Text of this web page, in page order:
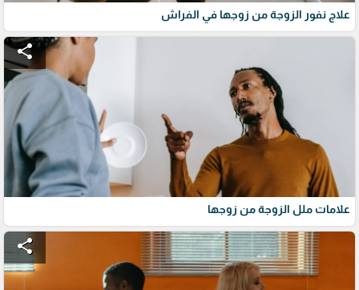
علاج نفور الزوجة من زوجها في الفراش
share
علامات ملل الزوجة من زوجها
share